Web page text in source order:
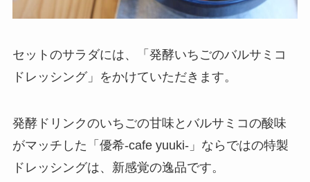
セットのサラダには、「発酵いちごのバルサミコ
ドレッシング」をかけていただきます。
発酵ドリンクのいちごの甘味とバルサミコの酸味
がマッチした「優希-cafe yuuki-」ならではの特製
ドレッシングは、新感覚の逸品です。